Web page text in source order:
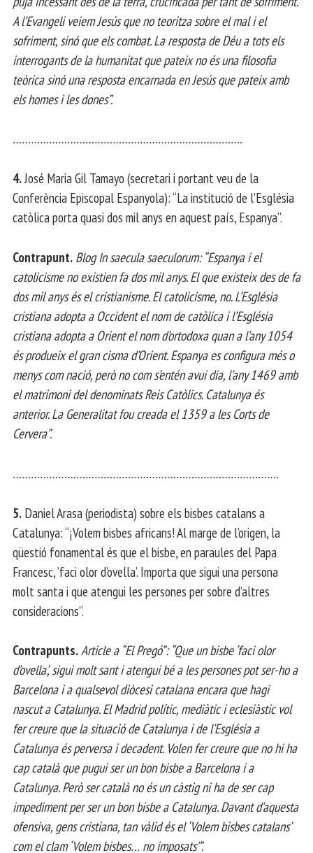
A l’Evangeli veiem Jesús que no teoritza sobre el mal i el
sofriment, sinó que els combat. La resposta de Déu a tots els
interrogants de la humanitat que pateix no és una filosofia
teòrica sinó una resposta encarnada en Jesús que pateix amb
els homes i les dones”.
………………………………………………………………….
4.José Maria Gil Tamayo (secretari i portant veu de la
Conferència Episcopal Espanyola): “La institució de l’Església
catòlica porta quasi dos mil anys en aquest país, Espanya”.
Contrapunt. Blog In saecula saeculorum: “Espanya i el
catolicisme no existien fa dos mil anys. El que existeix des de fa
dos mil anys és el cristianisme. El catolicisme, no. L’Església
cristiana adopta a Occident el nom de catòlica i l’Església
cristiana adopta a Orient el nom d’ortodoxa quan a l’any 1054
és produeix el gran cisma d’Orient. Espanya es configura més o
menys com nació, però no com s’entén avui dia, l’any 1469 amb
el matrimoni del denominats Reis Catòlics. Catalunya és
anterior. La Generalitat fou creada el 1359 a les Corts de
Cervera”.
…………………………………………………………………………….
5. Daniel Arasa (periodista) sobre els bisbes catalans a
Catalunya: “¡Volem bisbes africans! Al marge de l’origen, la
qüestió fonamental és que el bisbe, en paraules del Papa
Francesc, ’faci olor d’ovella’. Importa que sigui una persona
molt santa i que atengui les persones per sobre d’altres
consideracions”.
Contrapunts.Article a “El Pregó”: “Que un bisbe ‘faci olor
d’ovella’, sigui molt sant i atengui bé a les persones pot ser-ho a
Barcelona i a qualsevol diòcesi catalana encara que hagi
nascut a Catalunya. El Madrid polític, mediàtic i eclesiàstic vol
fer creure que la situació de Catalunya i de l’Església a
Catalunya és perversa i decadent. Volen fer creure que no hi ha
cap català que pugui ser un bon bisbe a Barcelona i a
Catalunya. Però ser català no és un càstig ni ha de ser cap
impediment per ser un bon bisbe a Catalunya. Davant d’aquesta
ofensiva, gens cristiana, tan vàlid és el ‘Volem bisbes catalans’
com el clam ‘Volem bisbes… no imposats’”.